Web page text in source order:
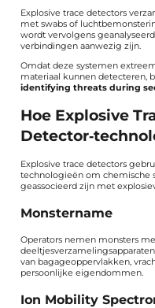
Explosive trace detectors
met swabs of
wordt vervolgens
verbindingen aanwezig zijn.
Omdat deze systemen
materiaal kunnen detecteren,
identifying threats during
Hoe Explosive
Explosive trace detectors
technologieën om chemische
geassocieerd zijn met
Monstername
Operators nemen monsters
van bagageoppervlakken,
persoonlijke eigendommen.
Ion Mobility